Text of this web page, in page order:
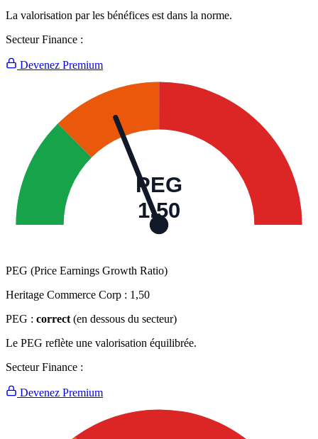
La valorisation par les bénéfices est dans la norme.
Secteur Finance :
Devenez Premium
PEG
1,50
PEG (Price Earnings Growth Ratio)
Heritage Commerce Corp : 1,50
PEG : correct (en dessous du secteur)
Le PEG reflète une valorisation équilibrée.
Secteur Finance :
Devenez Premium